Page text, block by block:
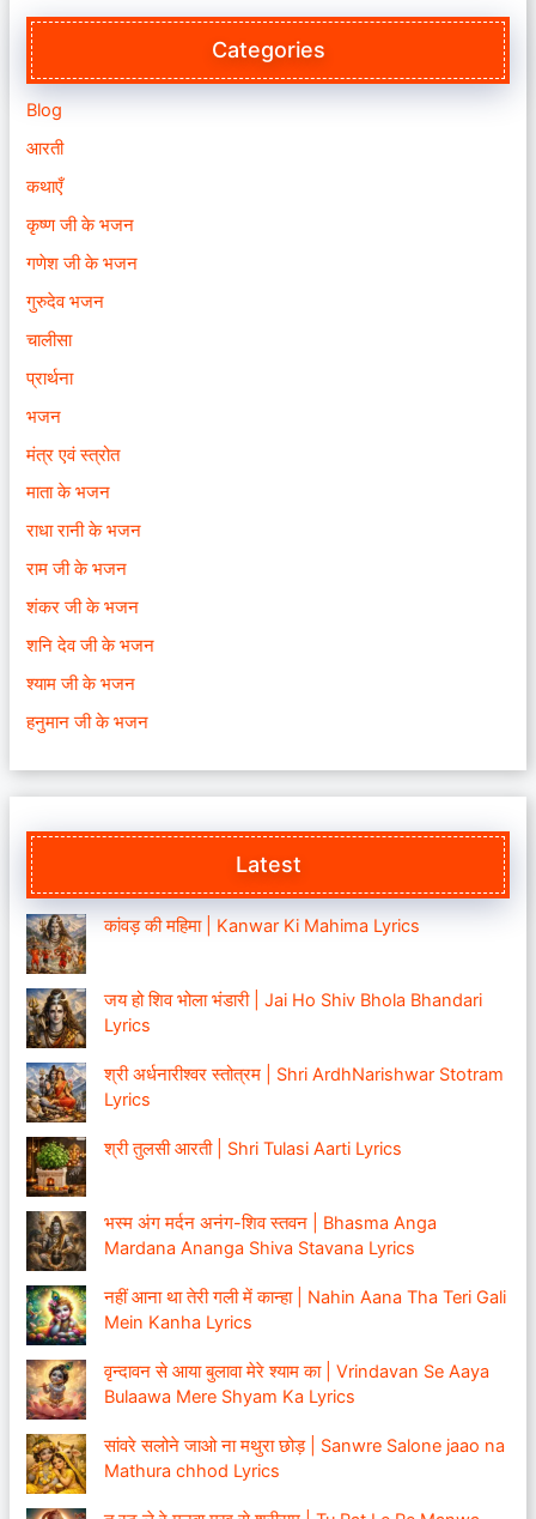
Categories
Blog
आरती
कथाएँ
कृष्ण जी के भजन
गणेश जी के भजन
गुरुदेव भजन
चालीसा
प्रार्थना
भजन
मंत्र एवं स्त्रोत
माता के भजन
राधा रानी के भजन
राम जी के भजन
शंकर जी के भजन
शनि देव जी के भजन
श्याम जी के भजन
हनुमान जी के भजन
Latest
कांवड़ की महिमा | Kanwar Ki Mahima Lyrics
जय हो शिव भोला भंडारी | Jai Ho Shiv Bhola Bhandari
Lyrics
श्री अर्धनारीश्वर स्तोत्रम | Shri ArdhNarishwar Stotram
Lyrics
श्री तुलसी आरती | Shri Tulasi Aarti Lyrics
भस्म अंग मर्दन अनंग-शिव स्तवन | Bhasma Anga
Mardana Ananga Shiva Stavana Lyrics
नहीं आना था तेरी गली में कान्हा | Nahin Aana Tha Teri Gali
Mein Kanha Lyrics
वृन्दावन से आया बुलावा मेरे श्याम का | Vrindavan Se Aaya
Bulaawa Mere Shyam Ka Lyrics
सांवरे सलोने जाओ ना मथुरा छोड़ | Sanwre Salone jaao na
Mathura chhod Lyrics